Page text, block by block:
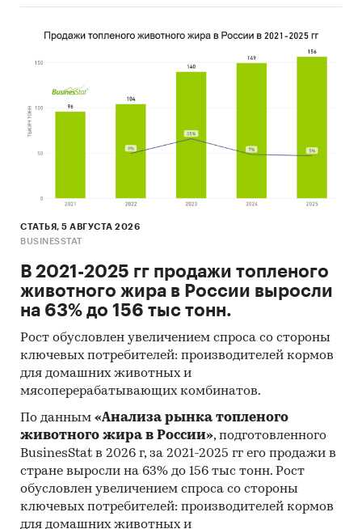
СТАТЬЯ, 5 АВГУСТА 2026
BUSINESSTAT
В 2021-2025 гг продажи топленого
животного жира в России выросли
на 63% до 156 тыс тонн.
Рост обусловлен увеличением спроса со стороны
ключевых потребителей: производителей кормов
для домашних животных и
мясоперерабатывающих комбинатов.
По данным «Анализа рынка топленого
животного жира в России», подготовленного
BusinesStat в 2026 г, за 2021-2025 гг его продажи в
стране выросли на 63% до 156 тыс тонн. Рост
обусловлен увеличением спроса со стороны
ключевых потребителей: производителей кормов
для домашних животных и